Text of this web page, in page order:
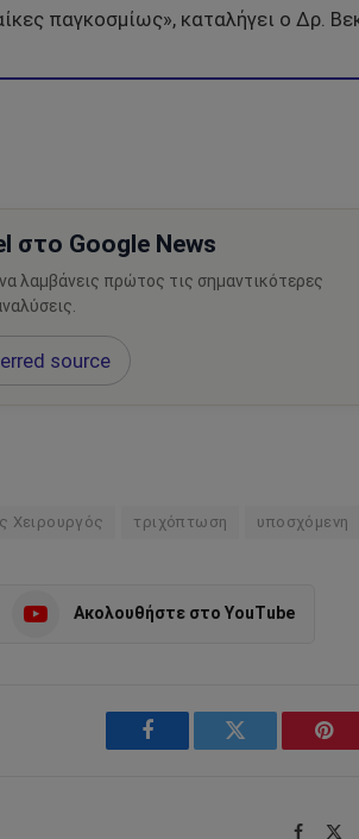
παγκοσμίως», καταλήγει ο Δρ.
στο Google News
λαμβάνεις πρώτος τις σημαντικότερες
source
Χειρουργός τριχόπτωση υποσχόμενη
Ακολουθήστε στο YouTube
Facebook Twitter